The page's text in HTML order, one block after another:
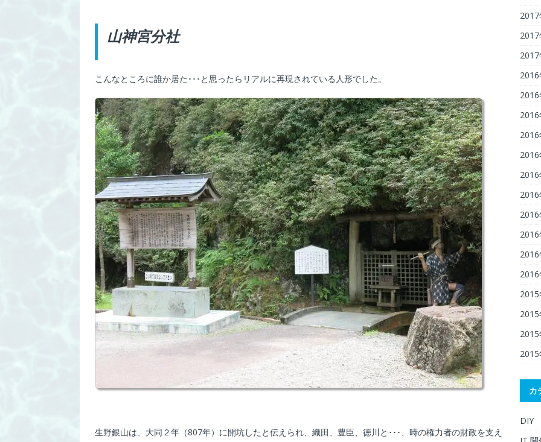
山神宮分社
こんなところに誰か居た･･･と思ったらリアルに再現されている人形でした。
生野銀山は、大同２年（807年）に開坑したと伝えられ、織田、豊臣、徳川と･･･、時の権力者の財政を支え
カ
DIY